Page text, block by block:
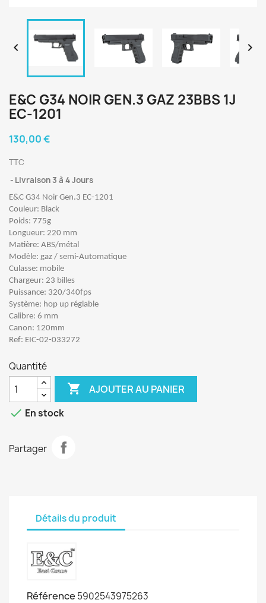
 
E&C G34 NOIR GEN.3 GAZ 23BBS 1J
EC-1201
130,00 €
TTC
Livraison 3 à 4 Jours
E&C G34 Noir Gen.3 EC-1201
Couleur: Black
Poids: 775g
Longueur: 220 mm
Matière: ABS/métal
Modèle: gaz / semi-Automatique
Culasse: mobile
Chargeur: 23 billes
Puissance: 320/340fps
Système: hop up réglable
Calibre: 6 mm
Canon: 120mm
Ref: EIC-02-033272
Quantité
 AJOUTER AU PANIER
 En stock
Partager
Détails du produit
Référence 5902543975263